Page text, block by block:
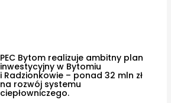
PEC Bytom realizuje ambitny plan
inwestycyjny w Bytomiu
i Radzionkowie – ponad 32 mln zł
na rozwój systemu
ciepłowniczego.